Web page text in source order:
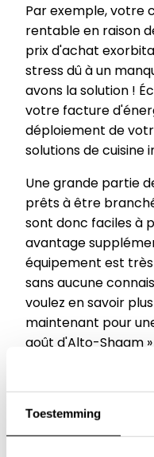
Toestemming
Par exemple, votre
rentable en raison
prix d'achat
stress dû à un
avons la solution !
votre facture
déploiement de
solutions de cuisine
Une grande partie
prêts à être
sont donc faciles à
avantage
équipement est
sans aucune
voulez en savoir
maintenant pour
goût d'Alto-Shaam »
Notre promesse
Travailler sans